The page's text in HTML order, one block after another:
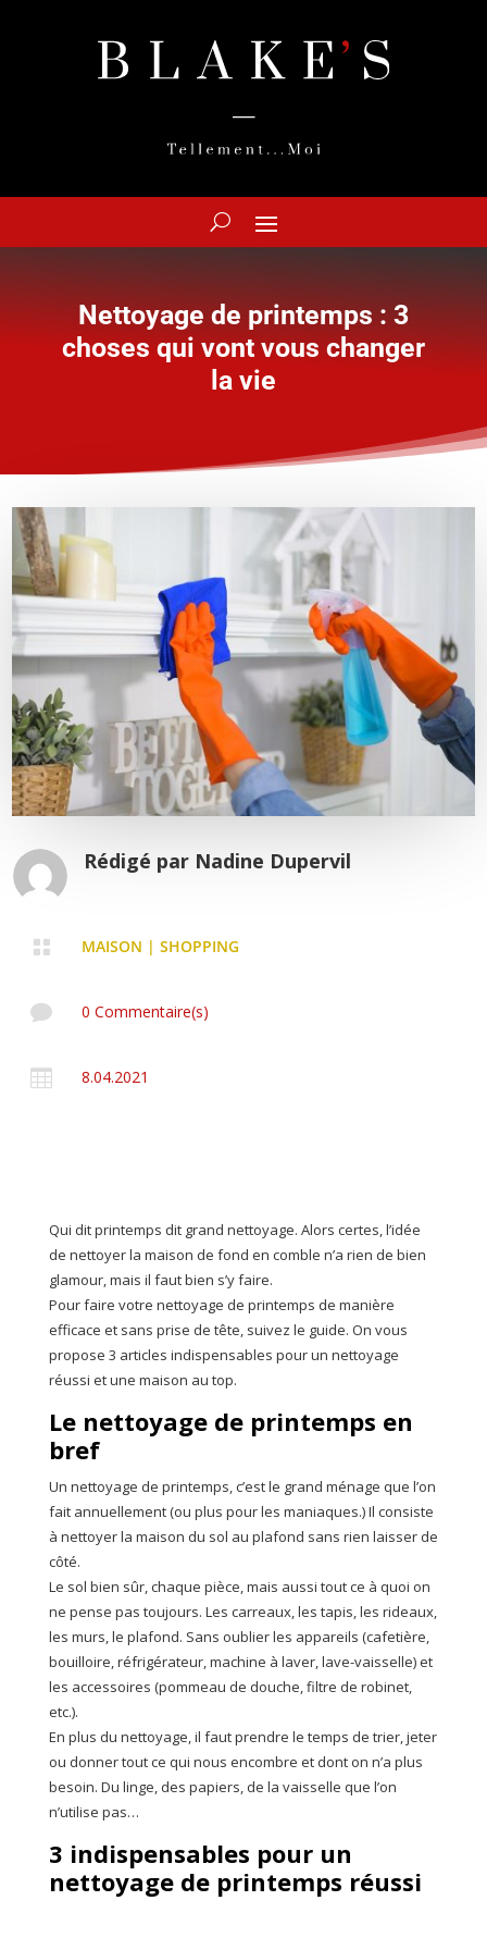
Nettoyage de printemps : 3
choses qui vont vous changer
la vie
Rédigé par Nadine Dupervil
 MAISON | SHOPPING
 0 Commentaire(s)
 8.04.2021
Qui dit printemps dit grand nettoyage. Alors certes, l’idée
de nettoyer la maison de fond en comble n’a rien de bien
glamour, mais il faut bien s’y faire.
Pour faire votre nettoyage de printemps de manière
efficace et sans prise de tête, suivez le guide. On vous
propose 3 articles indispensables pour un nettoyage
réussi et une maison au top.
Le nettoyage de printemps en
bref
Un nettoyage de printemps, c’est le grand ménage que l’on
fait annuellement (ou plus pour les maniaques.) Il consiste
à nettoyer la maison du sol au plafond sans rien laisser de
côté.
Le sol bien sûr, chaque pièce, mais aussi tout ce à quoi on
ne pense pas toujours. Les carreaux, les tapis, les rideaux,
les murs, le plafond. Sans oublier les appareils (cafetière,
bouilloire, réfrigérateur, machine à laver, lave-vaisselle) et
les accessoires (pommeau de douche, filtre de robinet,
etc.).
En plus du nettoyage, il faut prendre le temps de trier, jeter
ou donner tout ce qui nous encombre et dont on n’a plus
besoin. Du linge, des papiers, de la vaisselle que l’on
n’utilise pas…
3 indispensables pour un
nettoyage de printemps réussi